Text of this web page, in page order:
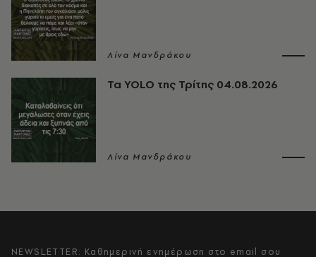
Λίνα Μανδράκου
Τα YOLO της Τρίτης 04.08.2026
Λίνα Μανδράκου
NEWSLETTER: Καθημερινή ενημέρωση στο email σου